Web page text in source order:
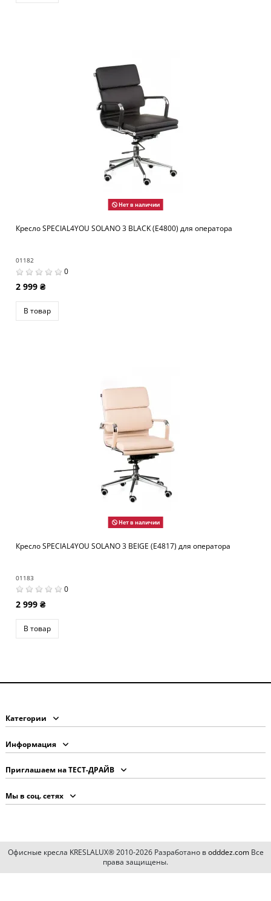
Нет в наличии
Кресло SPECIAL4YOU SOLANO 3 BLACK (E4800) для оператора
01182
0
2 999 ₴
В товар
Нет в наличии
Кресло SPECIAL4YOU SOLANO 3 BEIGE (E4817) для оператора
01183
0
2 999 ₴
В товар
Категории
Информация
Приглашаем на ТЕСТ-ДРАЙВ
Мы в соц. сетях
Офисные кресла KRESLALUX® 2010-2026 Разработано вodddez.comВсе
права защищены.